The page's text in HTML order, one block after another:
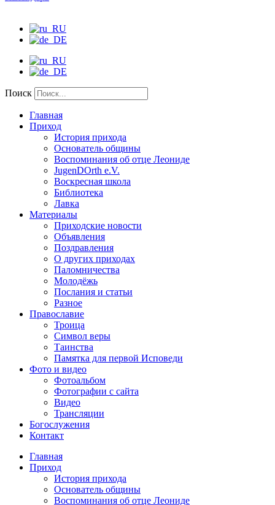
Поиск
Главная
Приход
История прихода
Основатель общины
Воспоминания об отце Леониде
JugenDOrth e.V.
Воскресная школа
Библиотека
Лавка
Материалы
Приходские новости
Объявления
Поздравления
О других приходах
Паломничества
Молодёжь
Послания и статьи
Разное
Православие
Троица
Символ веры
Таинства
Памятка для первой Исповеди
Фото и видео
Фотоальбом
Фотографии с сайта
Видео
Трансляции
Богослужения
Контакт
Главная
Приход
История прихода
Основатель общины
Воспоминания об отце Леониде